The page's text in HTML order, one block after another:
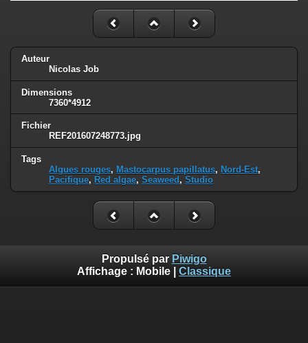
Auteur
Nicolas Job
Dimensions
7360*4912
Fichier
REF201607248773.jpg
Tags
Algues rouges, Mastocarpus papillatus, Nord-Est,
Pacifique, Red algae, Seaweed , Studio
Propulsé par Piwigo
Affichage : Mobile Classique